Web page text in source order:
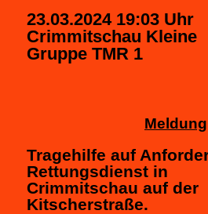
23.03.2024 19:03 Uhr
Crimmitschau Kleine
Gruppe TMR 1
Meldung
Tragehilfe auf
Rettungsdienst in
Crimmitschau auf der
Kitscherstraße.